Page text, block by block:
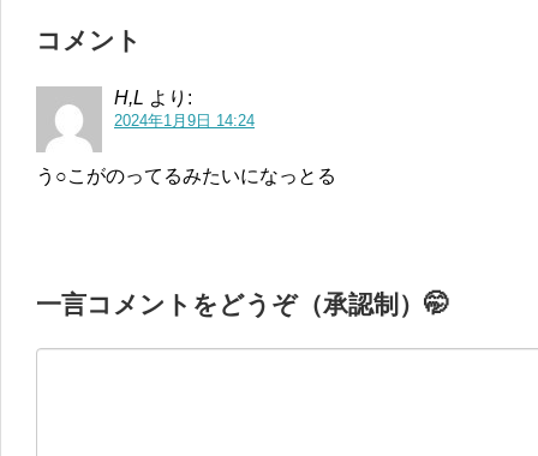
コメント
H,L より:
2024年1月9日 14:24
う○こがのってるみたいになっとる
一言コメントをどうぞ（承認制）🤭